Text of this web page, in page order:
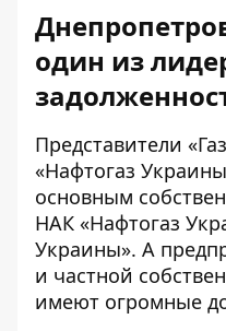
один из
Представители
«Нафтогаз
основным
НАК «Нафтогаз
Украины». А
и частной
имеют огромные